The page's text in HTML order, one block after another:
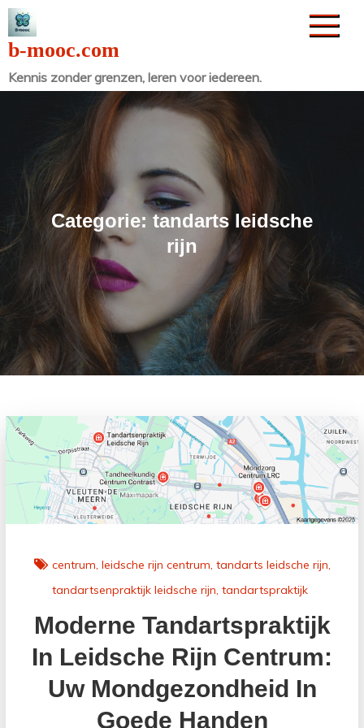
Naar
de
inhoud
gaan
b-mooc.com
Kennis zonder grenzen, leren voor iedereen.
Categorie:tandarts leidsche
rijn
centrum leidsche rijn centrum tandarts leidsche rijn
tandartsenpraktijk leidsche rijn tandartspraktijk
Moderne Tandartspraktijk
In Leidsche Rijn Centrum:
Uw Mondgezondheid In
Goede Handen